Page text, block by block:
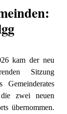
kam der neu
Sitzung
zwei neuen
übernommen.